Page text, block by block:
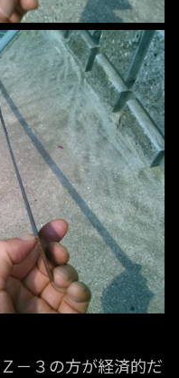
－３の方が経済的だ